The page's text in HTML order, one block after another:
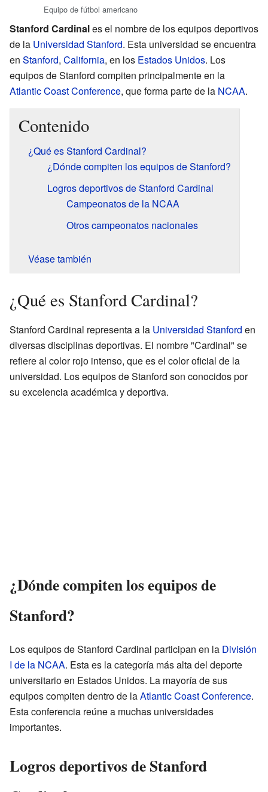
Equipo de fútbol americano
Stanford Cardinales el nombre de los equipos deportivos
de la Universidad Stanford. Esta universidad se encuentra
en Stanford, California, en los Estados Unidos. Los
equipos de Stanford compiten principalmente en la
Atlantic Coast Conference, que forma parte de la NCAA.
Contenido
¿Qué es Stanford Cardinal?
¿Dónde compiten los equipos de Stanford?
Logros deportivos de Stanford Cardinal
Campeonatos de la NCAA
Otros campeonatos nacionales
Véase también
¿Qué es Stanford Cardinal?
Stanford Cardinal representa a la Universidad Stanford en
diversas disciplinas deportivas. El nombre "Cardinal" se
refiere al color rojo intenso, que es el color oficial de la
universidad. Los equipos de Stanford son conocidos por
su excelencia académica y deportiva.
¿Dónde compiten los equipos de
Stanford?
Los equipos de Stanford Cardinal participan en la División
I de la NCAA. Esta es la categoría más alta del deporte
universitario en Estados Unidos. La mayoría de sus
equipos compiten dentro de laAtlantic Coast Conference.
Esta conferencia reúne a muchas universidades
importantes.
Logros deportivos de Stanford